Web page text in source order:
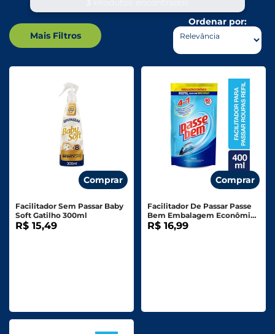
Mais Filtros
Ordenar por:
Comprar
Facilitador Sem Passar Baby
Soft Gatilho 300ml
R$ 15,49
Comprar
Facilitador De Passar Passe
Bem Embalagem Econômico
Refil 400ml
R$ 16,99